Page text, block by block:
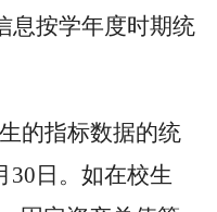
息按学年度时期统
的指标数据的统
30日。如在校生